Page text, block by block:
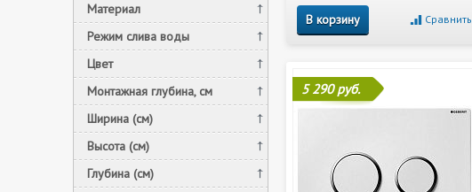
Материал
Режим слива воды
Цвет
Монтажная глубина, см
Ширина (см)
Высота (см)
Глубина (см)
В корзину Сравнить
5 290 руб.